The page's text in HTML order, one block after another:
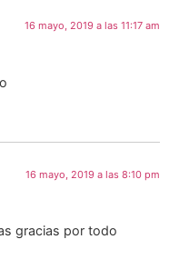
16 mayo, 2019 a las 11:17 am
16 mayo, 2019 a las 8:10 pm
gracias por todo